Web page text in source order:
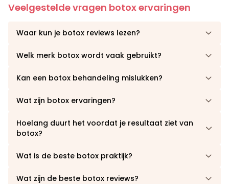
Veelgestelde vragen botox ervaringen
Waar kun je botox reviews lezen?
Welk merk botox wordt vaak gebruikt?
Kan een botox behandeling mislukken?
Wat zijn botox ervaringen?
Hoelang duurt het voordat je resultaat ziet van
botox?
Wat is de beste botox praktijk?
Wat zijn de beste botox reviews?